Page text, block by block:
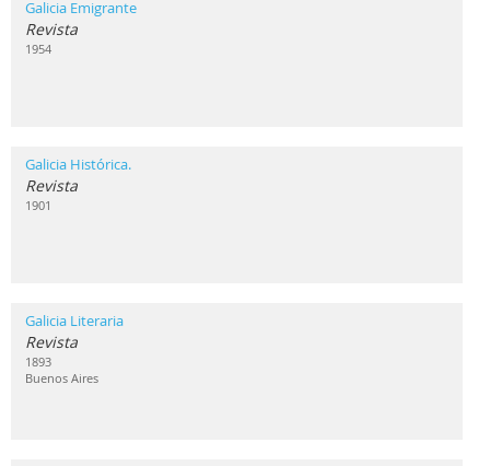
Galicia Emigrante
Revista
1954
Galicia Histórica.
Revista
1901
Galicia Literaria
Revista
1893
Buenos Aires